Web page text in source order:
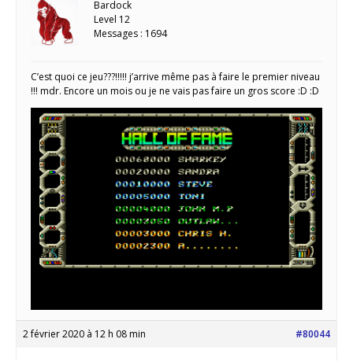
Bardock
Level 12
Messages : 1694
C’est quoi ce jeu???!!!!! j’arrive même pas à faire le premier niveau
!!! mdr. Encore un mois ou je ne vais pas faire un gros score :D :D
2 février 2020 à 12 h 08 min #80044